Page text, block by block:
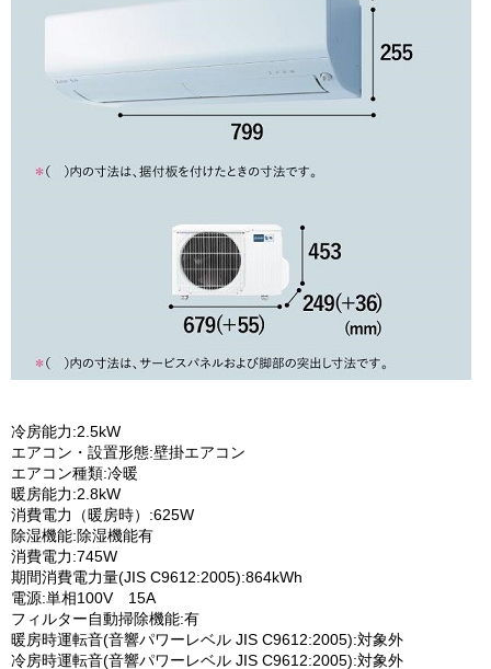
冷房能力:2.5kW
エアコン・設置形態:壁掛エアコン
エアコン種類:冷暖
暖房能力:2.8kW
消費電力（暖房時）:625W
除湿機能:除湿機能有
消費電力:745W
期間消費電力量(JIS C9612:2005):864kWh
電源:単相100V 15A
フィルター自動掃除機能:有
暖房時運転音(音響パワーレベル JIS C9612:2005):対象外
冷房時運転音(音響パワーレベル JIS C9612:2005):対象外